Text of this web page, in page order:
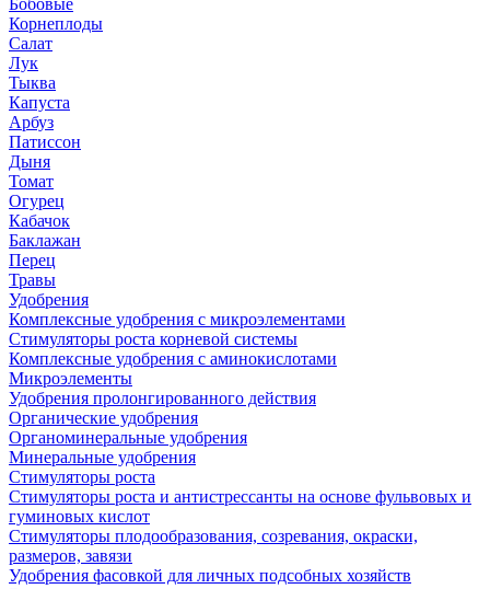
Бобовые
Корнеплоды
Салат
Лук
Тыква
Капуста
Арбуз
Патиссон
Дыня
Томат
Огурец
Кабачок
Баклажан
Перец
Травы
Удобрения
Комплексные удобрения с микроэлементами
Стимуляторы роста корневой системы
Комплексные удобрения с аминокислотами
Микроэлементы
Удобрения пролонгированного действия
Органические удобрения
Органоминеральные удобрения
Минеральные удобрения
Стимуляторы роста
Стимуляторы роста и антистрессанты на основе фульвовых и
гуминовых кислот
Стимуляторы плодообразования, созревания, окраски,
размеров, завязи
Удобрения фасовкой для личных подсобных хозяйств